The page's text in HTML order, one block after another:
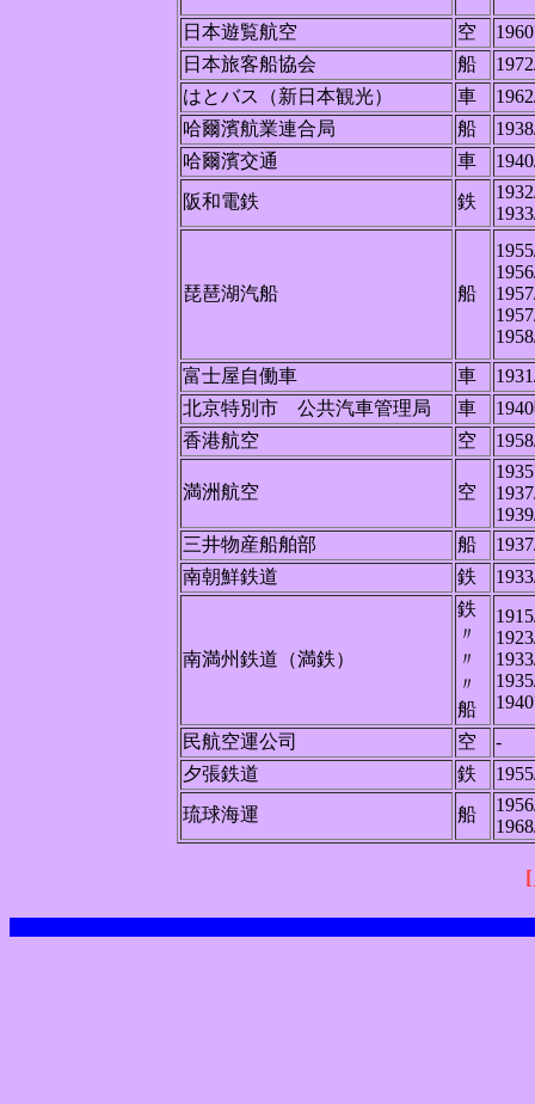
日本遊覧航空 空
日本旅客船協会
船
はとバス（新日本観光）
車
哈爾濱航業連合局
船
哈爾濱交通
車
阪和電鉄
鉄
琵琶湖汽船 船
富士屋自働車
車
北京特別市 公共汽車管理局
車
香港航空
空
満洲航空 空
三井物産船舶部
船
南朝鮮鉄道
鉄
南満州鉄道（満鉄）
鉄
〃
〃
〃
船
民航空運公司
空
-
夕張鉄道
鉄
琉球海運
船